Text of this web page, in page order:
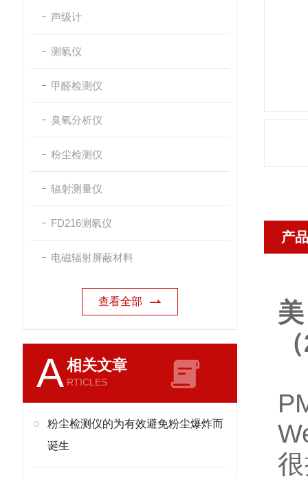
声级计
测氡仪
甲醛检测仪
臭氧分析仪
粉尘检测仪
辐射测量仪
FD216测氡仪
电磁辐射屏蔽材料
查看全部
A相关文章
RTICLES
粉尘检测仪的为有效避免粉尘爆炸而
诞生
产